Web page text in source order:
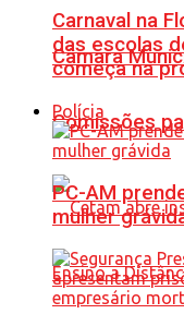
Câmara
Comissões
Carnaval na
das escolas
começa na
Polícia
PC-AM
mulher